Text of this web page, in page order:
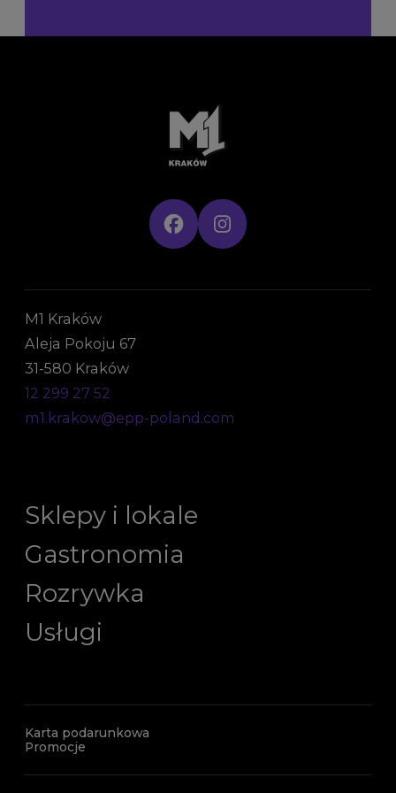
M1 Kraków
Aleja Pokoju 67
31-580 Kraków
12 299 27 52
m1.krakow@epp-poland.com
Sklepy i lokale
Gastronomia
Rozrywka
Usługi
Karta podarunkowa
Promocje